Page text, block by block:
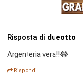
Risposta di dueotto
Argenteria vera!!😂
Rispondi